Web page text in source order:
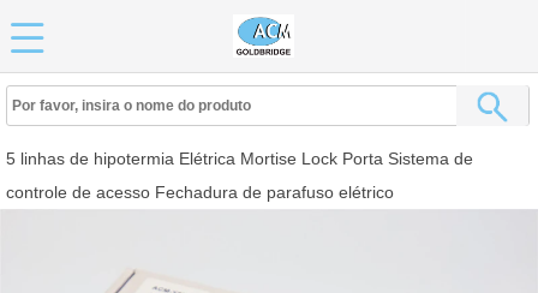
5 linhas de hipotermia Elétrica Mortise Lock Porta Sistema de
controle de acesso Fechadura de parafuso elétrico